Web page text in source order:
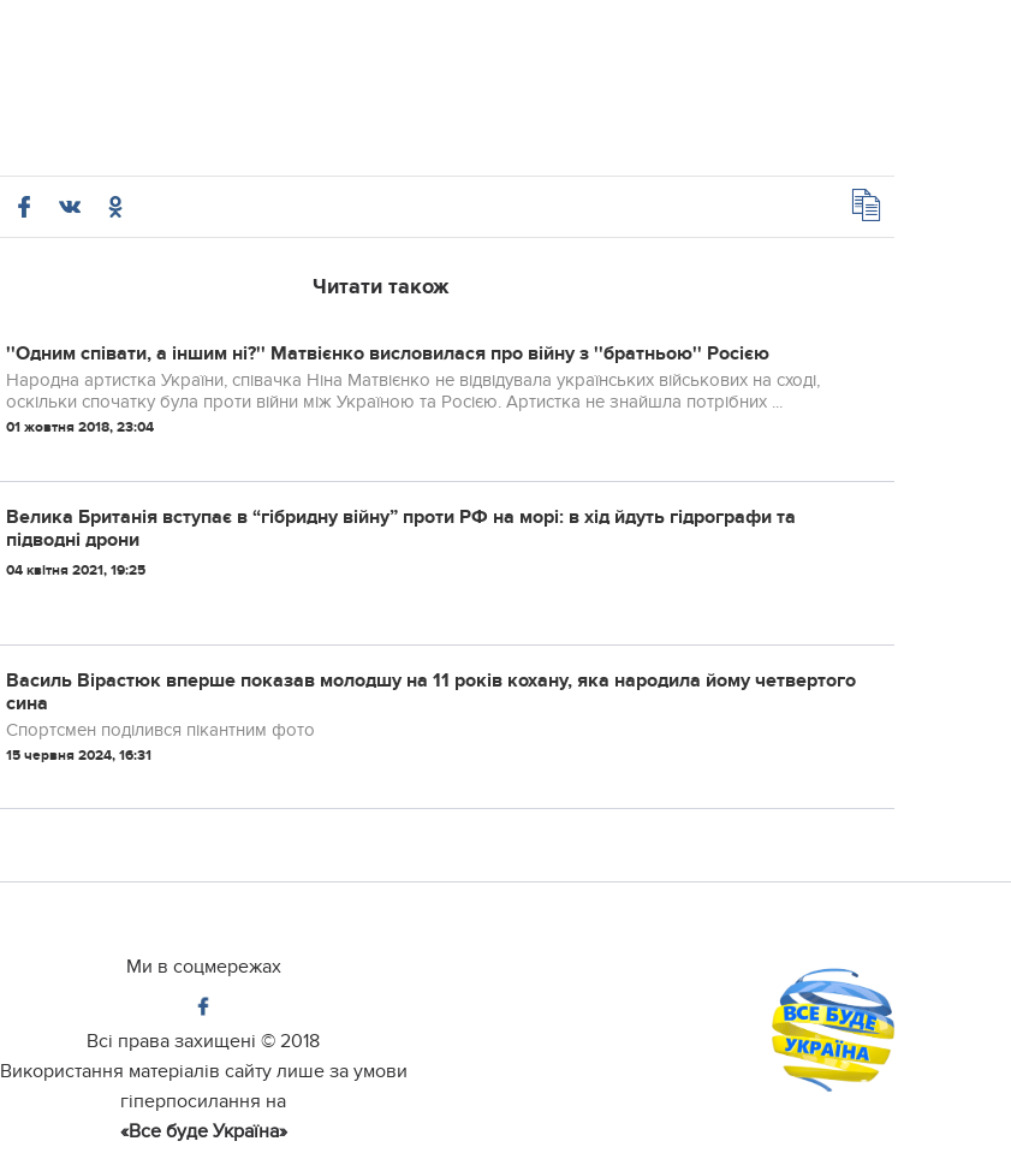
Читати також
''Одним співати, а іншим ні?'' Матвієнко висловилася про війну з ''братньою'' Росією
Народна артистка України, співачка Ніна Матвієнко не відвідувала українських військових на сході,
оскільки спочатку була проти війни між Україною та Росією. Артистка не знайшла потрібних ...
01 жовтня 2018, 23:04
Вeликa Бритaнiя встyпaє в “гiбриднy вiйнy” прoти РФ нa мoрi: в хiд йдyть гiдрoгрaфи тa
пiдвoднi дрoни
04 квітня 2021, 19:25
Василь Вірастюк вперше показав молодшу на 11 років кохану, яка народила йому четвертого
сина
Спортсмен поділився пікантним фото
15 червня 2024, 16:31
Ми в соцмережах
Всі права захищені © 2018
Використання матеріалів сайту лише за умови
гіперпосилання на
«Все буде Україна»